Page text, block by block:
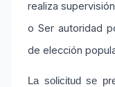
realiza
o Ser autoridad
de elección
La solicitud se